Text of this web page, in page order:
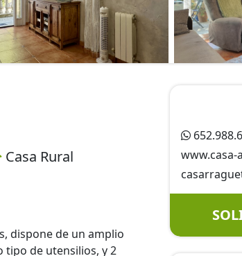
Casa Rural
dispone de un amplio
tipo de utensilios, y 2